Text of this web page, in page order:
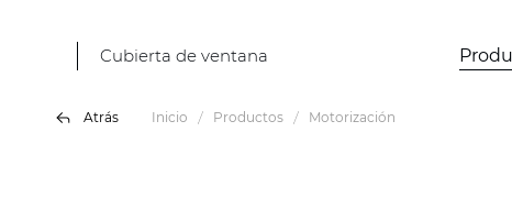
Cubierta de ventana
Atrás Inicio Productos Motorización